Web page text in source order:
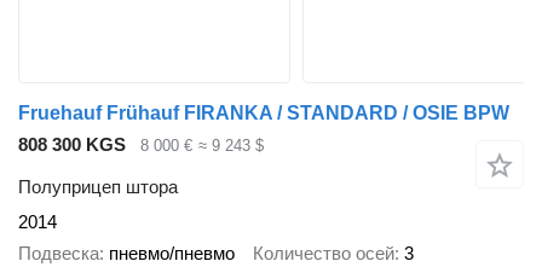
Fruehauf Frühauf FIRANKA / STANDARD / OSIE BPW
808 300 KGS
8 000 € ≈ 9 243 $
Полуприцеп штора
2014
Подвеска пневмо/пневмо Количество осей 3